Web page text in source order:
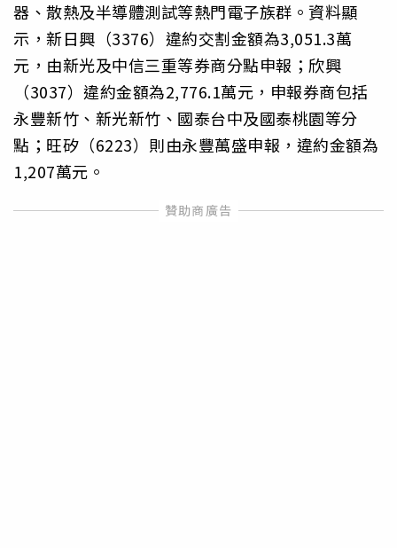
器、散熱及半導體測試等熱門電子族群。資料顯
示，新日興（3376）違約交割金額為3,051.3萬
元，由新光及中信三重等券商分點申報；欣興
（3037）違約金額為2,776.1萬元，申報券商包括
永豐新竹、新光新竹、國泰台中及國泰桃園等分
點；旺矽（6223）則由永豐萬盛申報，違約金額為
1,207萬元。